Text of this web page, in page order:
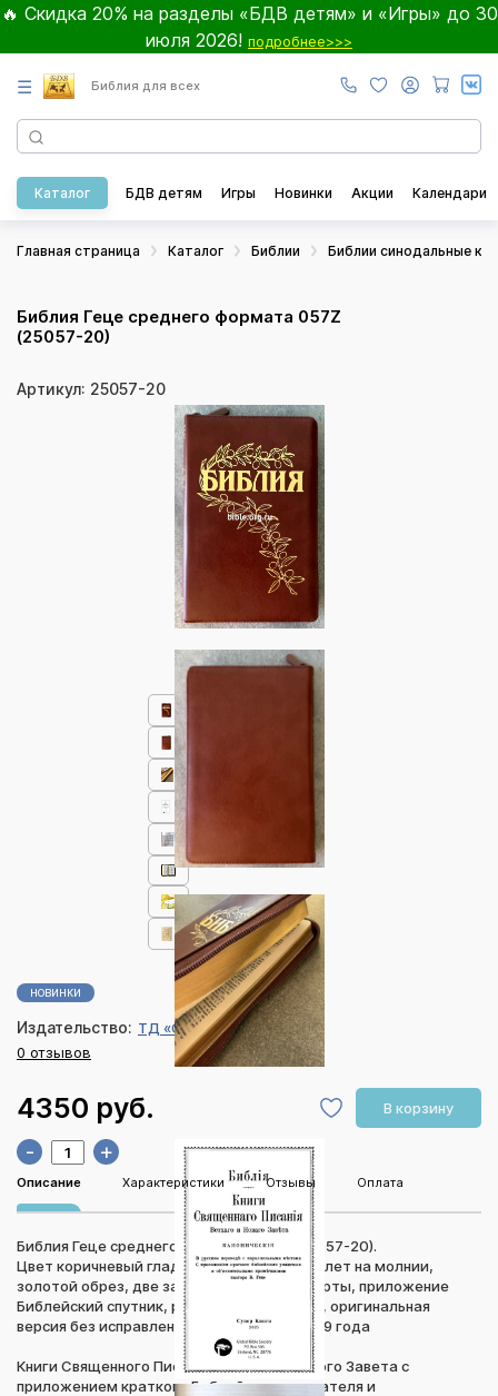
🔥 Скидка 20% на разделы «БДВ детям» и «Игры» до 30
июля 2026! подробнее>>>
☰ Библия для всех
Каталог БДВ детям Игры Новинки Акции Календари
Главная страница Каталог Библии Библии синодальные
Библия Геце среднего формата 057Z
(25057-20)
Артикул: 25057-20
НОВИНКИ
Издательство: ТД «Супер Книги»
0 отзывов
4350 руб. В корзину
- +
Описание Характеристики Отзывы Оплата
Библия Геце среднего формата 057Z (25057-20).
Цвет коричневый гладкий, кожаный переплет на молнии,
золотой обрез, две закладки, цветные карты, приложение
Библейский спутник, размер 145 х 220 мм, оригинальная
версия без исправления и корректуры 1939 года
Книги Священного Писания Ветхого и Нового Завета с
приложением краткого Библейского указателя и